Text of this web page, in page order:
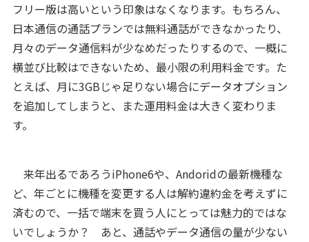
フリー版は高いという印象はなくなります。もちろん、
日本通信の通話プランでは無料通話ができなかったり、
月々のデータ通信料が少なめだったりするので、一概に
横並び比較はできないため、最小限の利用料金です。た
とえば、月に3GBじゃ足りない場合にデータオプション
を追加してしまうと、また運用料金は大きく変わりま
す。
来年出るであろうiPhone6や、Andoridの最新機種な
ど、年ごとに機種を変更する人は解約違約金を考えずに
済むので、一括で端末を買う人にとっては魅力的ではな
いでしょうか？ あと、通話やデータ通信の量が少ない